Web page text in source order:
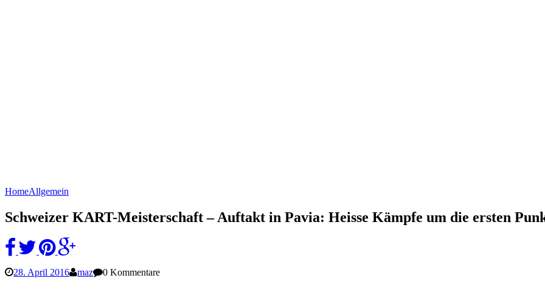
HomeAllgemein
Schweizer KART-Meisterschaft – Auftakt in Pavia: Heisse Kämpfe um die ersten
28. April 2016 maz 0 Kommentare